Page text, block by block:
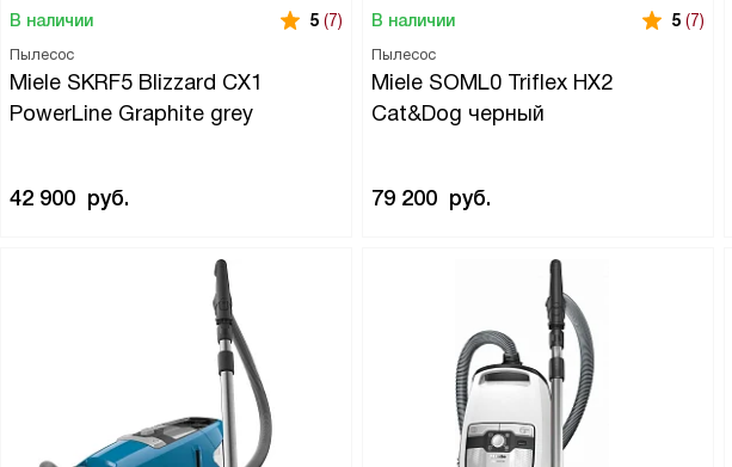
Пылесос
Miele SKRF5 Blizzard CX1
PowerLine Graphite grey
В наличии 5 (7)
42 900 руб.
Пылесос
Miele SOML0 Triflex HX2
Cat&Dog черный
В наличии 5 (7)
79 200 руб.